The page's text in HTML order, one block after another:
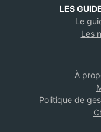
LES
Le
Les
À
Politique de